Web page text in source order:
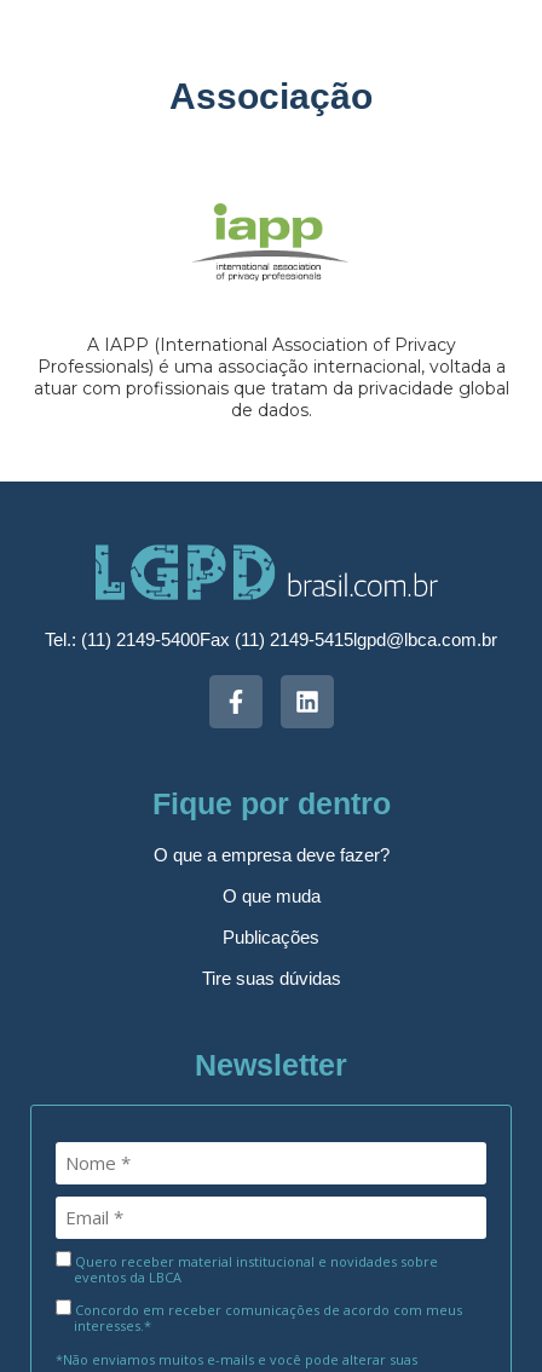
Associação
A IAPP (International Association of Privacy
Professionals) é uma associação internacional, voltada a
atuar com profissionais que tratam da privacidade global
de dados.
Tel.: (11) 2149-5400Fax (11) 2149-5415lgpd@lbca.com.br
Fique por dentro
O que a empresa deve fazer?
O que muda
Publicações
Tire suas dúvidas
Newsletter
Quero receber material institucional e novidades sobre
eventos da LBCA
Concordo em receber comunicações de acordo com meus
interesses.*
*Não enviamos muitos e-mails e você pode alterar suas